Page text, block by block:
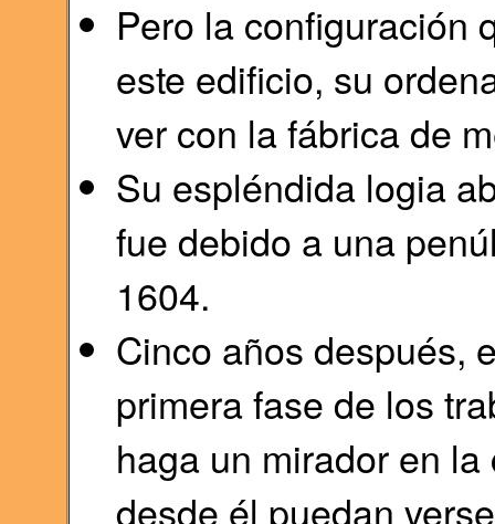
Pero la configuración
este edificio, su
ver con la fábrica de
Su espléndida logia
fue debido a una
1604.
Cinco años después,
primera fase de los
haga un mirador en
desde él puedan